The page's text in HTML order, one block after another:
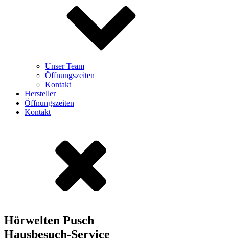
Unser Team
Öffnungszeiten
Kontakt
Hersteller
Öffnungszeiten
Kontakt
Hörwelten Pusch
Hausbesuch-Service